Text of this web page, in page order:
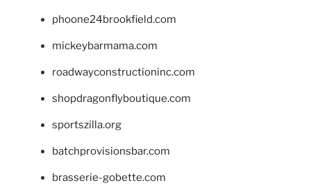
phoone24brookfield.com
mickeybarmama.com
roadwayconstructioninc.com
shopdragonflyboutique.com
sportszilla.org
batchprovisionsbar.com
brasserie-gobette.com